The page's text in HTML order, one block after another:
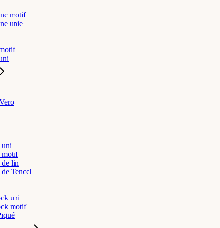
motif
unie
uni
motif
de lin
de Tencel
uni
motif